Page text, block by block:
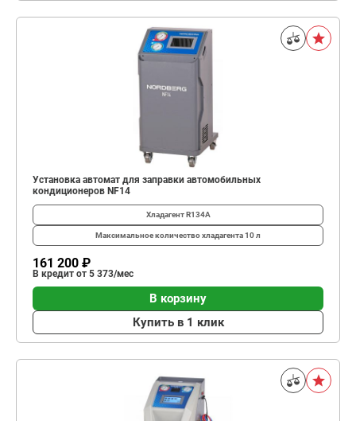
Установка автомат для заправки автомобильных
кондиционеров NF14
ХладагентR134A
Максимальное количество хладагента10 л
161 200 ₽
В кредит от 5 373/мес
В корзину
Купить в 1 клик